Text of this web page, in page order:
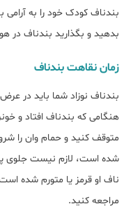
بندناف کودک خود را به
بدهید و بگذارید بندناف در
زمان نقاهت بندناف
بندناف نوزاد شما باید در
هنگامی که بندناف افتاد و
متوقف کنید و حمام وان را
شده است، لازم نیست جلوی
ناف او قرمز یا متورم شده
مراجعه کنید.